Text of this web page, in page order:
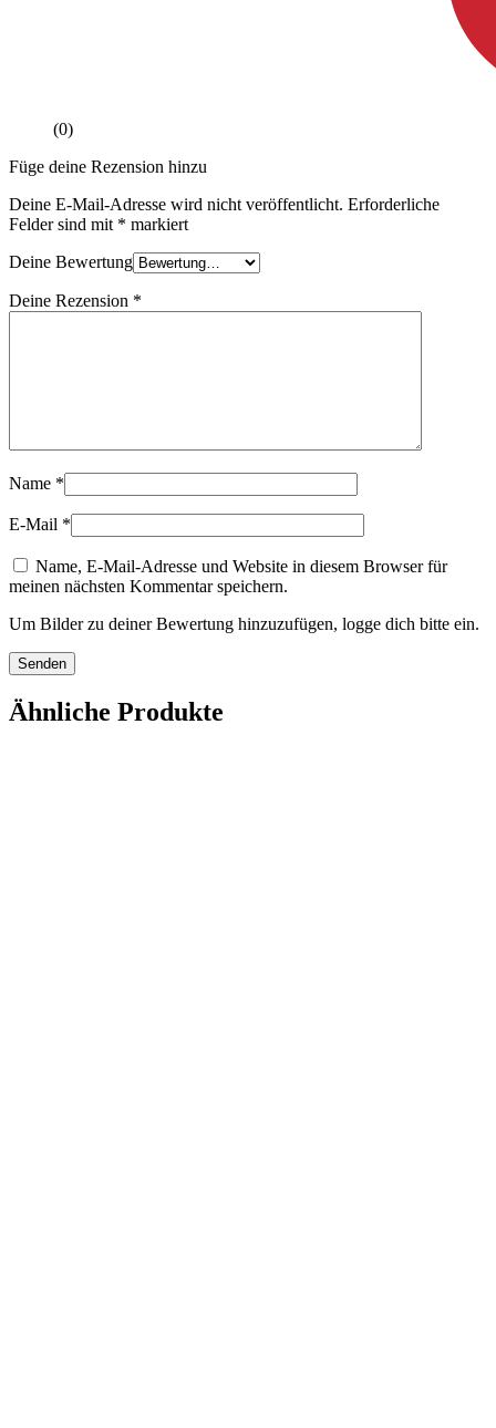
(0)
Füge deine Rezension hinzu
Deine E-Mail-Adresse wird nicht veröffentlicht. Erforderliche
Felder sind mit * markiert
Deine Bewertung
Deine Rezension *
Name *
E-Mail *
Name, E-Mail-Adresse und Website in diesem Browser für
meinen nächsten Kommentar speichern.
Um Bilder zu deiner Bewertung hinzuzufügen, logge dich bitte ein.
Ähnliche Produkte